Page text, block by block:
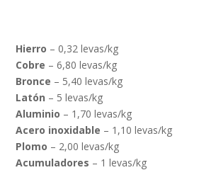
Hierro – 0,32 levas/kg
Cobre – 6,80 levas/kg
Bronce – 5,40 levas/kg
Latón – 5 levas/kg
Aluminio – 1,70 levas/kg
Acero inoxidable – 1,10 levas/kg
Plomo – 2,00 levas/kg
Acumuladores – 1 levas/kg